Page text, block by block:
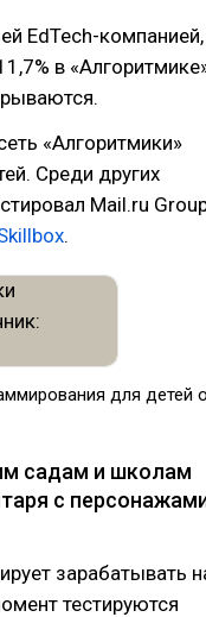
EdTech-компанией,
в
«Алгоритмики»
Среди других
Mail.ru
.
для детей
садам и школам
с
зарабатывать
тестируются